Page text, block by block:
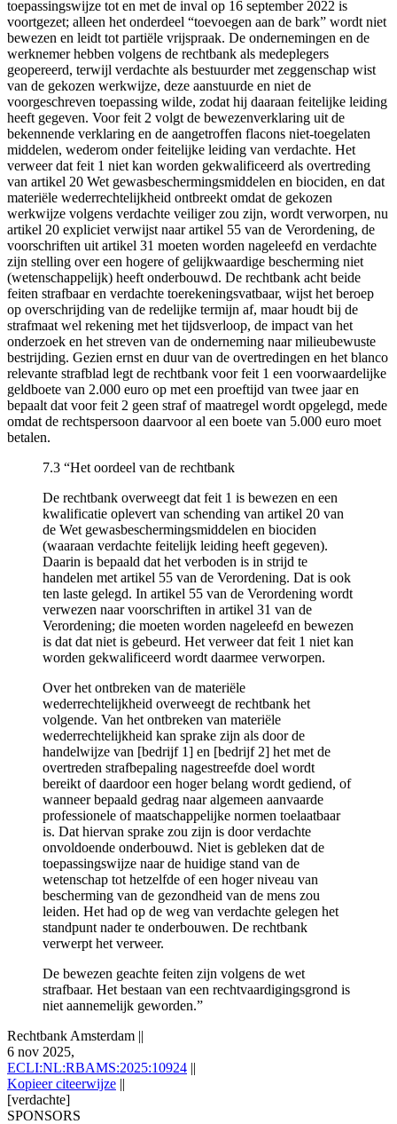
toepassingswijze tot en met de inval op 16 september 2022 is
voortgezet; alleen het onderdeel “toevoegen aan de bark” wordt niet
bewezen en leidt tot partiële vrijspraak. De ondernemingen en de
werknemer hebben volgens de rechtbank als medeplegers
geopereerd, terwijl verdachte als bestuurder met zeggenschap wist
van de gekozen werkwijze, deze aanstuurde en niet de
voorgeschreven toepassing wilde, zodat hij daaraan feitelijke leiding
heeft gegeven. Voor feit 2 volgt de bewezenverklaring uit de
bekennende verklaring en de aangetroffen flacons niet-toegelaten
middelen, wederom onder feitelijke leiding van verdachte. Het
verweer dat feit 1 niet kan worden gekwalificeerd als overtreding
van artikel 20 Wet gewasbeschermingsmiddelen en biociden, en dat
materiële wederrechtelijkheid ontbreekt omdat de gekozen
werkwijze volgens verdachte veiliger zou zijn, wordt verworpen, nu
artikel 20 expliciet verwijst naar artikel 55 van de Verordening, de
voorschriften uit artikel 31 moeten worden nageleefd en verdachte
zijn stelling over een hogere of gelijkwaardige bescherming niet
(wetenschappelijk) heeft onderbouwd. De rechtbank acht beide
feiten strafbaar en verdachte toerekeningsvatbaar, wijst het beroep
op overschrijding van de redelijke termijn af, maar houdt bij de
strafmaat wel rekening met het tijdsverloop, de impact van het
onderzoek en het streven van de onderneming naar milieubewuste
bestrijding. Gezien ernst en duur van de overtredingen en het blanco
relevante strafblad legt de rechtbank voor feit 1 een voorwaardelijke
geldboete van 2.000 euro op met een proeftijd van twee jaar en
bepaalt dat voor feit 2 geen straf of maatregel wordt opgelegd, mede
omdat de rechtspersoon daarvoor al een boete van 5.000 euro moet
betalen.
7.3 “Het oordeel van de rechtbank
De rechtbank overweegt dat feit 1 is bewezen en een
kwalificatie oplevert van schending van artikel 20 van
de Wet gewasbeschermingsmiddelen en biociden
(waaraan verdachte feitelijk leiding heeft gegeven).
Daarin is bepaald dat het verboden is in strijd te
handelen met artikel 55 van de Verordening. Dat is ook
ten laste gelegd. In artikel 55 van de Verordening wordt
verwezen naar voorschriften in artikel 31 van de
Verordening; die moeten worden nageleefd en bewezen
is dat dat niet is gebeurd. Het verweer dat feit 1 niet kan
worden gekwalificeerd wordt daarmee verworpen.
Over het ontbreken van de materiële
wederrechtelijkheid overweegt de rechtbank het
volgende. Van het ontbreken van materiële
wederrechtelijkheid kan sprake zijn als door de
handelwijze van [bedrijf 1] en [bedrijf 2] het met de
overtreden strafbepaling nagestreefde doel wordt
bereikt of daardoor een hoger belang wordt gediend, of
wanneer bepaald gedrag naar algemeen aanvaarde
professionele of maatschappelijke normen toelaatbaar
is. Dat hiervan sprake zou zijn is door verdachte
onvoldoende onderbouwd. Niet is gebleken dat de
toepassingswijze naar de huidige stand van de
wetenschap tot hetzelfde of een hoger niveau van
bescherming van de gezondheid van de mens zou
leiden. Het had op de weg van verdachte gelegen het
standpunt nader te onderbouwen. De rechtbank
verwerpt het verweer.
De bewezen geachte feiten zijn volgens de wet
strafbaar. Het bestaan van een rechtvaardigingsgrond is
niet aannemelijk geworden.”
Rechtbank Amsterdam ||
6 nov 2025,
ECLI:NL:RBAMS:2025:10924 ||
Kopieer citeerwijze ||
[verdachte]
SPONSORS